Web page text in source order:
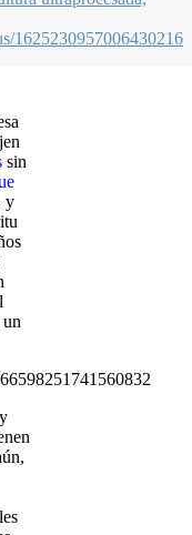
1625230957006430216
sin
y
y